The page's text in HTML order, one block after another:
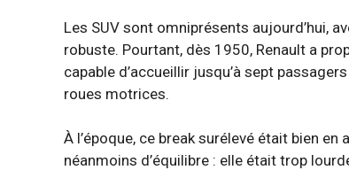
Les SUV sont omniprésents aujourd’hui,
robuste. Pourtant, dès 1950, Renault a
capable d’accueillir jusqu’à sept
roues motrices.
À l’époque, ce break surélevé était bien
néanmoins d’équilibre : elle était trop